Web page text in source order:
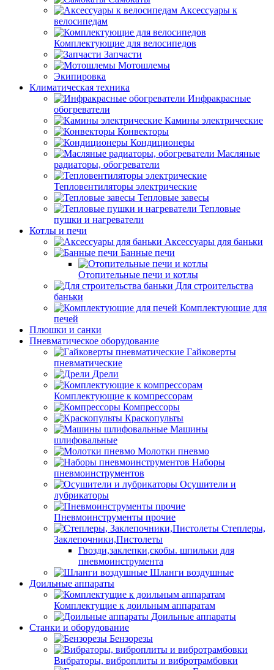
Аксессуары к
велосипедам
Комплектующие для велосипедов
Запчасти
Мотошлемы
Экипировка
Климатическая техника
Инфракрасные
обогреватели
Камины электрические
Конвекторы
Кондиционеры
Масляные
радиаторы, обогреватели
Тепловентиляторы электрические
Тепловые завесы
Тепловые
пушки и нагреватели
Котлы и печи
Аксессуары для баньки
Банные печи
Отопительные печи и котлы
Для строительства
баньки
Комплектующие для
печей
Плюшки и санки
Пневматическое оборудование
Гайковерты
пневматические
Дрели
Комплектующие к компрессорам
Компрессоры
Краскопульты
Машины
шлифовальные
Молотки пневмо
Наборы
пневмоинструментов
Осушители и
лубрикаторы
Пневмоинструменты прочие
Степлеры,
Заклепочники,Пистолеты
Гвозди,заклепки,скобы. шпильки для
пневмоинструмента
Шланги воздушные
Доильные аппараты
Комплектущие к доильным аппаратам
Доильные аппараты
Станки и оборудование
Бензорезы
Вибраторы, виброплиты и вибротрамбовки